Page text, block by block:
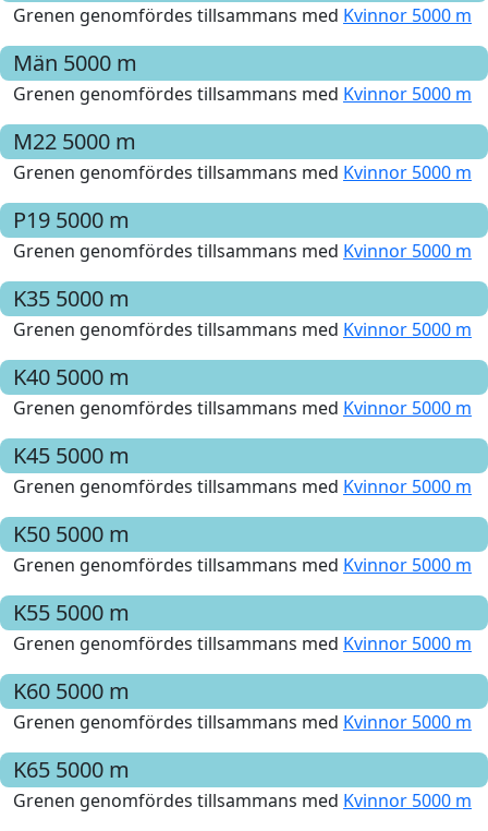
Grenen genomfördes tillsammans med Kvinnor 5000 m
Män 5000 m
Grenen genomfördes tillsammans med Kvinnor 5000 m
M22 5000 m
Grenen genomfördes tillsammans med Kvinnor 5000 m
P19 5000 m
Grenen genomfördes tillsammans med Kvinnor 5000 m
K35 5000 m
Grenen genomfördes tillsammans med Kvinnor 5000 m
K40 5000 m
Grenen genomfördes tillsammans med Kvinnor 5000 m
K45 5000 m
Grenen genomfördes tillsammans med Kvinnor 5000 m
K50 5000 m
Grenen genomfördes tillsammans med Kvinnor 5000 m
K55 5000 m
Grenen genomfördes tillsammans med Kvinnor 5000 m
K60 5000 m
Grenen genomfördes tillsammans med Kvinnor 5000 m
K65 5000 m
Grenen genomfördes tillsammans med Kvinnor 5000 m